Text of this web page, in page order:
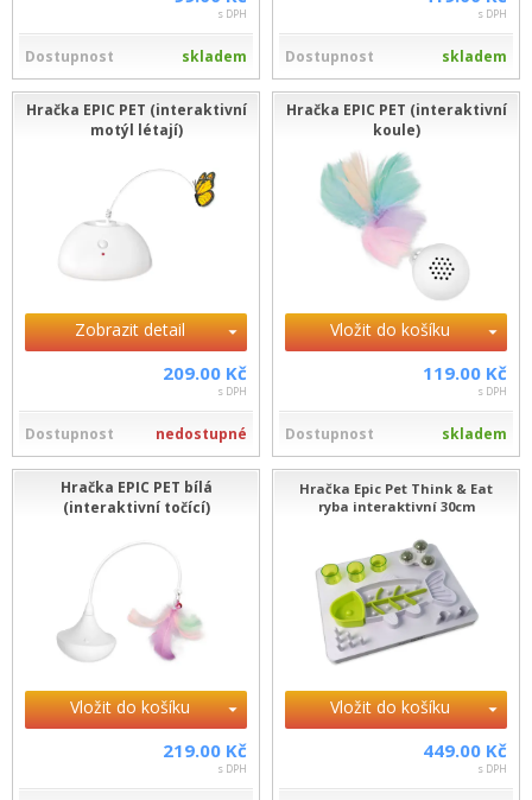
s DPH
Dostupnost skladem
s DPH
Dostupnost skladem
Hračka EPIC PET (interaktivní
motýl létají)
Zobrazit detail
209.00 Kč
s DPH
Dostupnost nedostupné
Hračka EPIC PET (interaktivní
koule)
Vložit do košíku
119.00 Kč
s DPH
Dostupnost skladem
Hračka EPIC PET bílá
(interaktivní točící)
Vložit do košíku
219.00 Kč
s DPH
Hračka Epic Pet Think & Eat
ryba interaktivní 30cm
Vložit do košíku
449.00 Kč
s DPH